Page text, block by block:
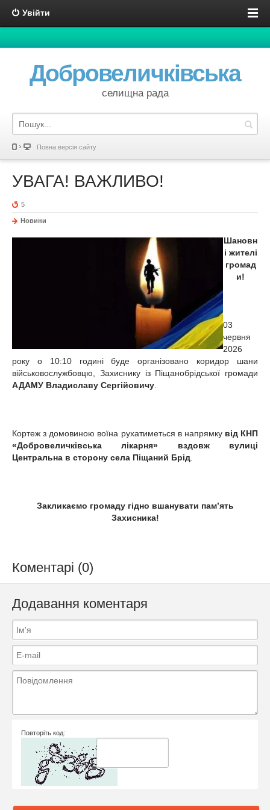
Увійти
Добровеличківська
селищна рада
Повна версія сайту
УВАГА! ВАЖЛИВО!
5
Новини
Шановн
і жителі
громад
и!
03
червня
2026
року о 10:10 годині буде організовано коридор шани
військовослужбовцю, Захиснику із Піщанобрідської громади
АДАМУ Владиславу Сергійовичу
Кортеж з домовиною воїна рухатиметься в напрямку від КНП
«Добровеличківська лікарня» вздовж вулиці
Центральна в сторону села Піщаний Брід
Закликаємо громаду гідно вшанувати пам’ять
Захисника!
Коментарі (0)
Додавання коментаря
Повторіть код: